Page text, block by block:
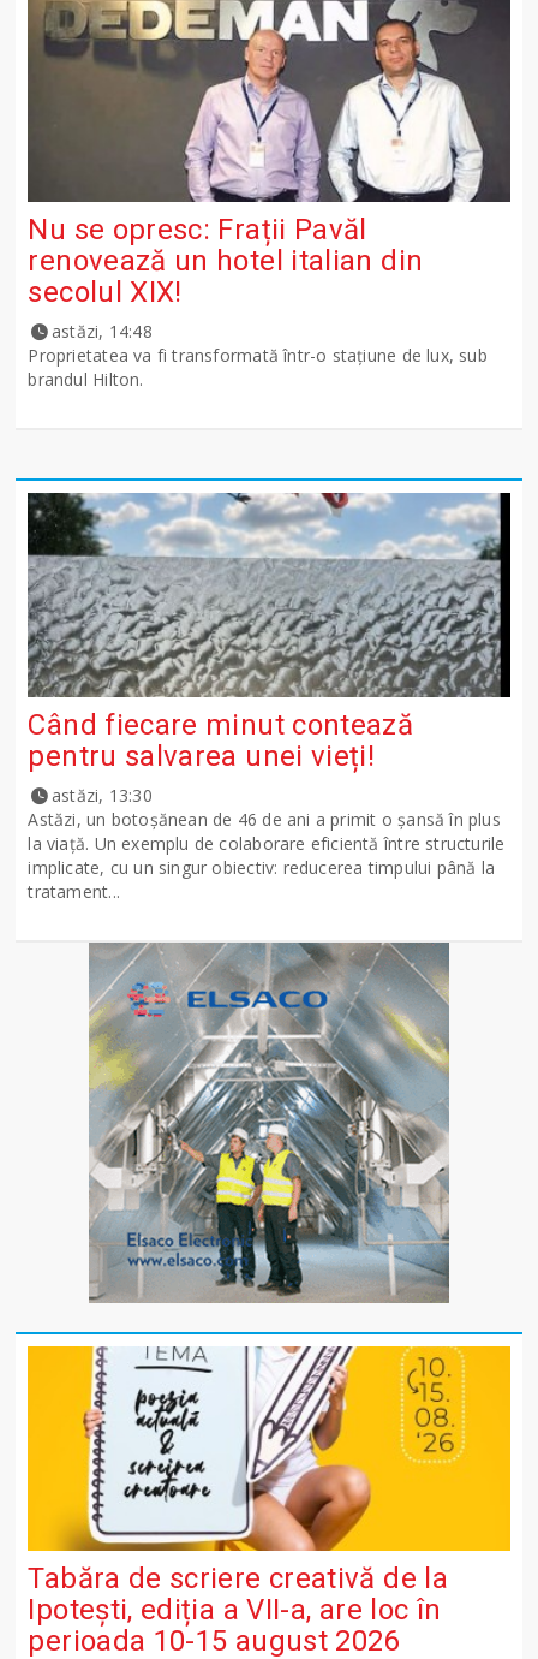
Nu se opresc: Frații Pavăl
renovează un hotel italian din
secolul XIX!
astăzi, 14:48
Proprietatea va fi transformată într-o stațiune de lux, sub
brandul Hilton.
Când fiecare minut contează
pentru salvarea unei vieți!
astăzi, 13:30
Astăzi, un botoșănean de 46 de ani a primit o șansă în plus
la viață. Un exemplu de colaborare eficientă între structurile
implicate, cu un singur obiectiv: reducerea timpului până la
tratament...
Tabăra de scriere creativă de la
Ipotești, ediția a VII-a, are loc în
perioada 10-15 august 2026